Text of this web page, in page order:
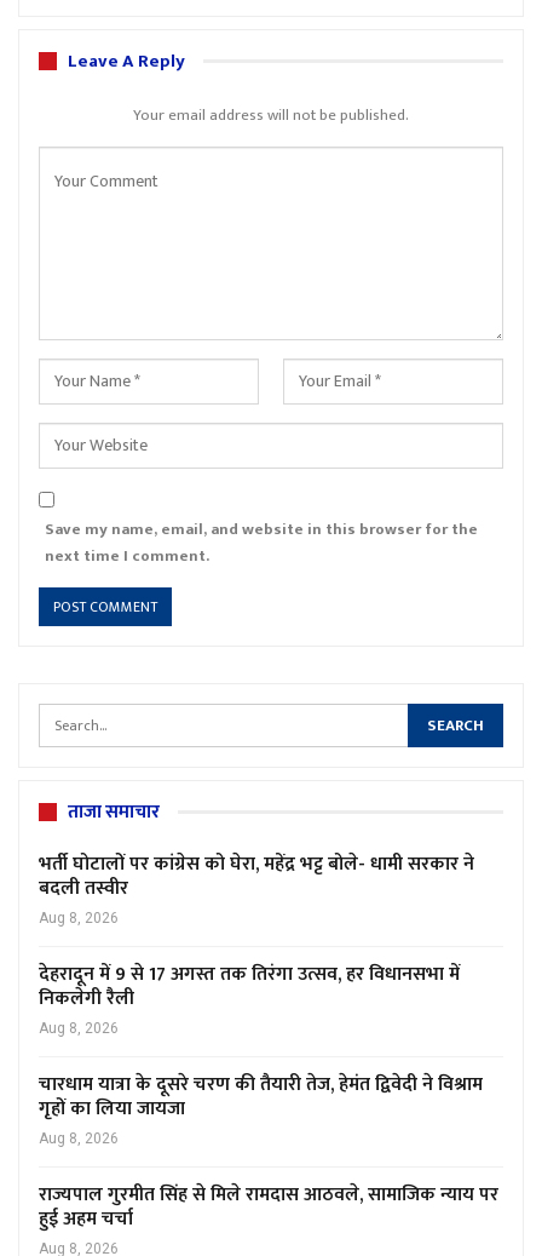
Leave A Reply
Your email address will not be published.
Save my name, email, and website in this browser for the
next time I comment.
ताजा समाचार
भर्ती घोटालों पर कांग्रेस को घेरा, महेंद्र भट्ट बोले- धामी सरकार ने
बदली तस्वीर
Aug 8, 2026
देहरादून में 9 से 17 अगस्त तक तिरंगा उत्सव, हर विधानसभा में
निकलेगी रैली
Aug 8, 2026
चारधाम यात्रा के दूसरे चरण की तैयारी तेज, हेमंत द्विवेदी ने विश्राम
गृहों का लिया जायजा
Aug 8, 2026
राज्यपाल गुरमीत सिंह से मिले रामदास आठवले, सामाजिक न्याय पर
हुई अहम चर्चा
Aug 8, 2026